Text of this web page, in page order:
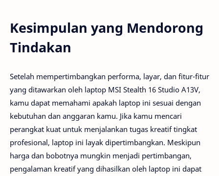
Kesimpulan yang Mendorong
Tindakan
Setelah mempertimbangkan performa, layar, dan fitur-fitur
yang ditawarkan oleh laptop MSI Stealth 16 Studio A13V,
kamu dapat memahami apakah laptop ini sesuai dengan
kebutuhan dan anggaran kamu. Jika kamu mencari
perangkat kuat untuk menjalankan tugas kreatif tingkat
profesional, laptop ini layak dipertimbangkan. Meskipun
harga dan bobotnya mungkin menjadi pertimbangan,
pengalaman kreatif yang dihasilkan oleh laptop ini dapat